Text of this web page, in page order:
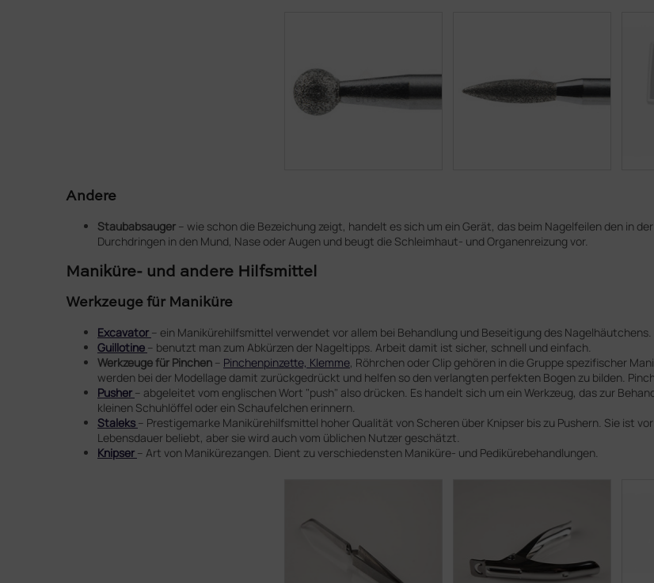
Andere
Staubabsauger – wie schon die Bezeichung zeigt, handelt es sich um ein Gerät, das beim Nagelfeilen den in
Durchdringen in den Mund, Nase oder Augen und beugt die Schleimhaut- und Organenreizung vor.
Maniküre- und andere Hilfsmittel
Werkzeuge für Maniküre
Excavator – ein Manikürehilfsmittel verwendet vor allem bei Behandlung und Beseitigung des Nagelhäutchens.
Guillotine – benutzt man zum Abkürzen der Nageltipps. Arbeit damit ist sicher, schnell und einfach.
Werkzeuge für Pinchen – Pinchenpinzette, Klemme, Röhrchen oder Clip gehören in die Gruppe spezifischer
werden bei der Modellage damit zurückgedrückt und helfen so den verlangten perfekten Bogen zu bilden.
Pusher – abgeleitet vom englischen Wort "push" also drücken. Es handelt sich um ein Werkzeug, das zur
kleinen Schuhlöffel oder ein Schaufelchen erinnern.
Staleks – Prestigemarke Manikürehilfsmittel hoher Qualität von Scheren über Knipser bis zu Pushern. Sie ist
Lebensdauer beliebt, aber sie wird auch vom üblichen Nutzer geschätzt.
Knipser – Art von Manikürezangen. Dient zu verschiedensten Maniküre- und Pedikürebehandlungen.